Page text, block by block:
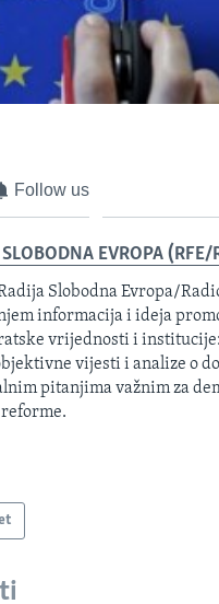
Follow us
EVROPA (RFE/
Slobodna Evropa/
informacija i ideja
vrijednosti i
vijesti i analize o
pitanjima važnim za